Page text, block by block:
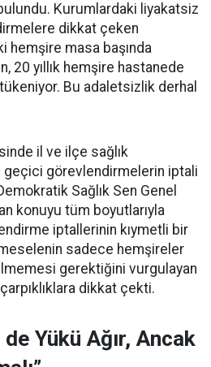
Kurumlardaki liyakatsiz
dikkat çeken
hemşire masa başında
20 yıllık hemşire hastanede
Bu adaletsizlik derhal
il ve ilçe sağlık
geçici görevlendirmelerin iptali
Sağlık Sen Genel
konuyu tüm boyutlarıyla
iptallerinin kıymetli bir
sadece hemşireler
gerektiğini vurgulayan
dikkat çekti.
Yükü Ağır, Ancak